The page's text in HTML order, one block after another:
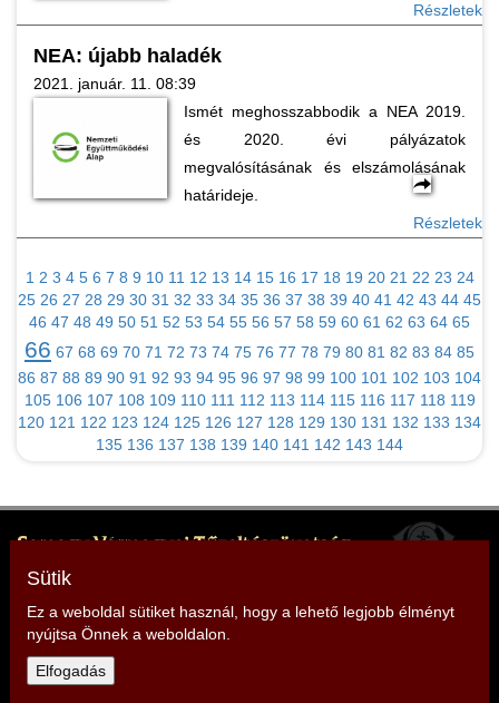
Részletek
NEA: újabb haladék
2021. január. 11. 08:39
Ismét meghosszabbodik a NEA 2019.
és 2020. évi pályázatok
megvalósításának és elszámolásának
határideje.
Részletek
1 2 3 4 5 6 7 8 9 10 11 12 13 14 15 16 17 18 19 20 21 22 23 24
25 26 27 28 29 30 31 32 33 34 35 36 37 38 39 40 41 42 43 44 45
46 47 48 49 50 51 52 53 54 55 56 57 58 59 60 61 62 63 64 65
66 67 68 69 70 71 72 73 74 75 76 77 78 79 80 81 82 83 84 85
86 87 88 89 90 91 92 93 94 95 96 97 98 99 100 101 102 103 104
105 106 107 108 109 110 111 112 113 114 115 116 117 118 119
120 121 122 123 124 125 126 127 128 129 130 131 132 133 134
135 136 137 138 139 140 141 142 143 144
Somogy Vármegyei Tűzoltószövetség
Cím: 7400 Kaposvár, Somssich P. u. 7.
E-mail:
Sütik
Ez a weboldal sütiket használ, hogy a lehető legjobb élményt
nyújtsa Önnek a weboldalon.
Elfogadás